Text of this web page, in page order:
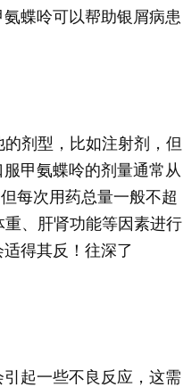
蝶呤可以帮助银屑病患
剂型，比如注射剂，但
甲氨蝶呤的剂量通常从
每次用药总量一般不超
、肝肾功能等因素进行
得其反！往深了
起一些不良反应，这需